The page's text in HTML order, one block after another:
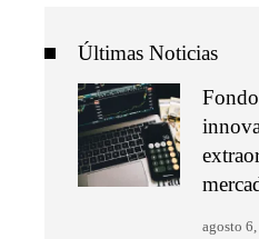
Últimas Noticias
agosto